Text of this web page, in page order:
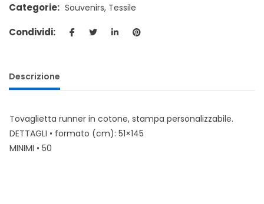
Categorie: Souvenirs, Tessile
Condividi:
Descrizione
Tovaglietta runner in cotone, stampa personalizzabile.
DETTAGLI • formato (cm): 51×145
MINIMI • 50